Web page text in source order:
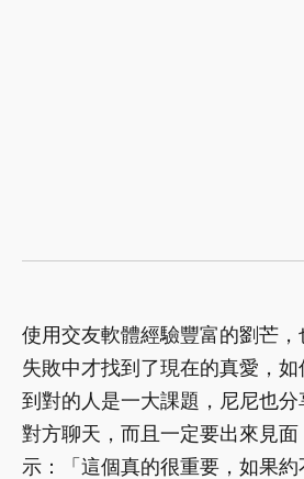
使用交友軟體經驗豐富的劉芒
失敗中才找到了現在的真愛，
到對的人是一大課題，尼尼也
對方聊天，而且一定要出來見
示：「這個真的很重要，如果